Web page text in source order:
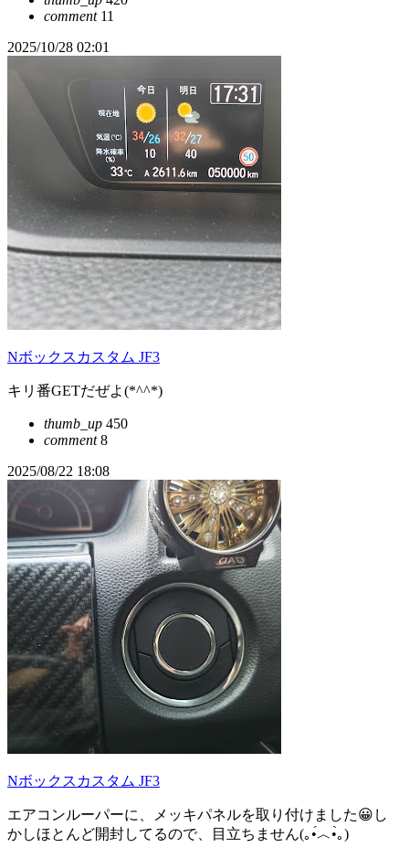
comment11
2025/10/28 02:01
Nボックスカスタム JF3
キリ番GETだぜよ(*^^*)
thumb_up 450
comment8
2025/08/22 18:08
Nボックスカスタム JF3
エアコンルーパーに、メッキパネルを取り付けました😀し
かしほとんど開封してるので、目立ちません(⁠｡⁠•́⁠︿⁠•̀⁠｡⁠)